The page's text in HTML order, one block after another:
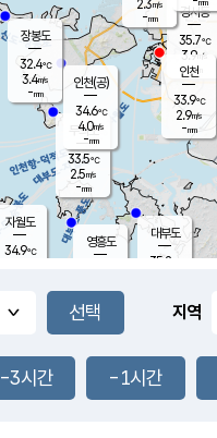
풍도
0.5m/s
무의도
33.5℃
2.5m/s
-mm
영흥도
자월도
34.9℃
장봉도
32.4℃
3.4m/s
-mm
대부도
35.2
경서동
35.7℃
3.9m/s
-mm
2.3m/s
-mm
인천(공)
34.6℃
4.0m/s
-mm
인천
33.9℃
2.9m/s
-mm
지역
-3시간 -1시간